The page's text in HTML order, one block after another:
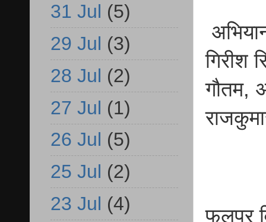
गिरीश
गौतम,
फूलपुर
31 Jul (5)
29 Jul (3)
28 Jul (2)
27 Jul (1)
26 Jul (5)
25 Jul (2)
23 Jul (4)